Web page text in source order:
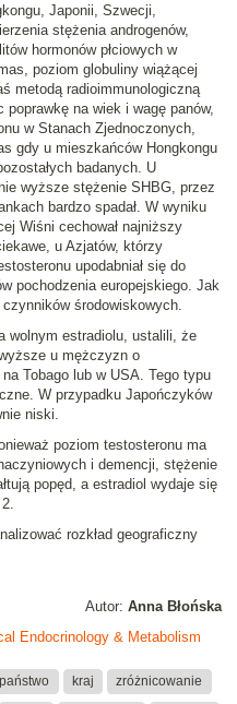
Japonii, Szwecji,
stężenia androgenów,
hormonów płciowych w
poziom globuliny wiążącej
metodą radioimmunologiczną
poprawkę na wiek i wagę panów,
w Stanach Zjednoczonych,
gdy u mieszkańców Hongkongu
badanych. U
wyższe stężenie SHBG, przez
bardzo spadał. W wyniku
Wiśni cechował najniższy
u Azjatów, którzy
upodabniał się do
pochodzenia europejskiego. Jak
środowiskowych.
wolnym estradiolu, ustalili, że
u mężczyzn o
Tobago lub w USA. Tego typu
W przypadku Japończyków
niski.
poziom testosteronu ma
i demencji, stężenie
popęd, a estradiol wydaje się
rozkład geograficzny
Autor: Anna Błońska
Endocrinology & Metabolism
państwo kraj zróżnicowanie